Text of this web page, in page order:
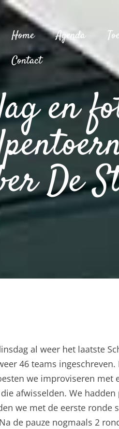
Home Agenda
Contact
en
De
al weer het laatste
46 teams
we improviseren met
afwisselden. We
we met de eerste ronde
de pauze nogmaals 2